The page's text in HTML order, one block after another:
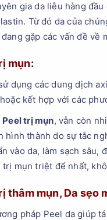
gia da liễu hàng
Từ đó da của
gặp các vấn đề về
mụn:
dụng các dung dịch
kết hợp với các
Peel trị mụn, vẫn còn
hình thành do sự tắc
vào da, làm sạch sâu,
trị mụn triệt để nhất,
thâm mụn, Da sẹo
pháp Peel da giúp